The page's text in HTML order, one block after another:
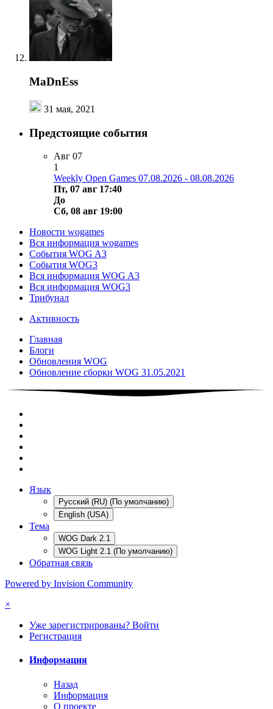
MaDnEss
31 мая, 2021
Предстоящие события
Авг 07
1
Weekly Open Games 07.08.2026 - 08.08.2026
Пт, 07 авг 17:40
До
Сб, 08 авг 19:00
Новости wogames
Вся информация wogames
События WOG A3
События WOG3
Вся информация WOG A3
Вся информация WOG3
Трибунал
Активность
Главная
Блоги
Обновления WOG
Обновление сборки WOG 31.05.2021
Язык
Русский (RU) (По умолчанию)
English (USA)
Тема
WOG Dark 2.1
WOG Light 2.1 (По умолчанию)
Обратная связь
Powered by Invision Community
×
Уже зарегистрированы? Войти
Регистрация
Информация
Назад
Информация
О проекте